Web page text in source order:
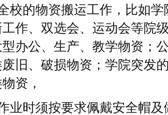
校的物资搬运工作，比如
作、双选会、运动会等院
办公、生产、教学物资；
旧、破损物资；学院突发
资 ，
业时须按要求佩戴安全帽